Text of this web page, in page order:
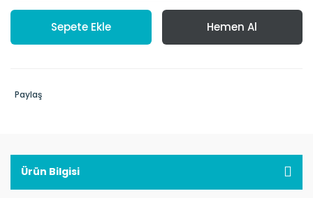
Sepete Ekle Hemen Al
Paylaş
Ürün Bilgisi